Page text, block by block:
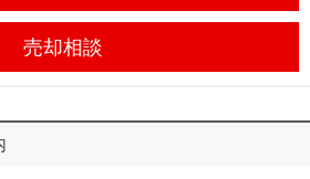
売却相談